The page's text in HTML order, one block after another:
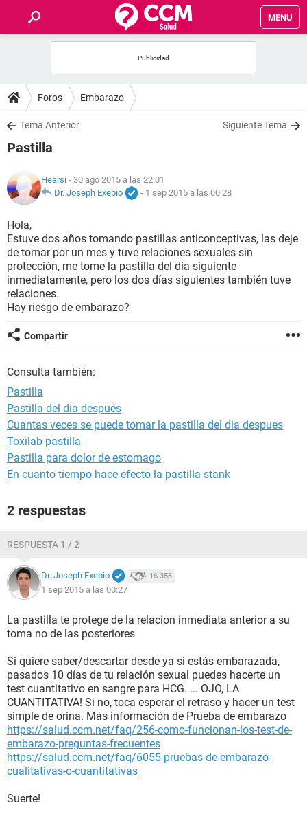
MENU
FOROS
SALUD
NUTRICIÓN
BIENESTAR
SEXUALIDAD
GLOSARIO
Foros Embarazo
Tema Anterior Siguiente Tema
Pastilla
Hearsi - 30 ago 2015 a las 22:01
Dr. Joseph Exebio
- 1 sep 2015 a las 00:28
Hola,
Estuve dos años tomando pastillas anticonceptivas, las deje
de tomar por un mes y tuve relaciones sexuales sin
protección, me tome la pastilla del día siguiente
inmediatamente, pero los dos días siguientes también tuve
relaciones.
Hay riesgo de embarazo?
Compartir
Consulta también:
Pastilla
Pastilla del dia después
Cuantas veces se puede tomar la pastilla del dia despues
Toxilab pastilla
Pastilla para dolor de estomago
En cuanto tiempo hace efecto la pastilla stank
2 respuestas
RESPUESTA 1 / 2
Dr. Joseph Exebio 16.358
1 sep 2015 a las 00:27
La pastilla te protege de la relacion inmediata anterior a su
toma no de las posteriores
Si quiere saber/descartar desde ya si estás embarazada,
pasados 10 días de tu relación sexual puedes hacerte un
test cuantitativo en sangre para HCG. ... OJO, LA
CUANTITATIVA! Si no, toca esperar el retraso y hacer un test
simple de orina. Más información de Prueba de embarazo
https://salud.ccm.net/faq/256-como-funcionan-los-test-de-
embarazo-preguntas-frecuentes
https://salud.ccm.net/faq/6055-pruebas-de-embarazo-
cualitativas-o-cuantitativas
Suerte!